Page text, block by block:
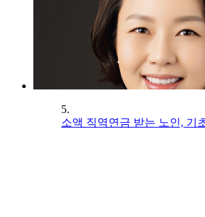
5.
소액 직역연금 받는 노인, 기